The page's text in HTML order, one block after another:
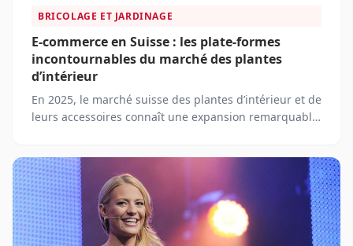
BRICOLAGE ET JARDINAGE
E-commerce en Suisse : les plate-formes
incontournables du marché des plantes
d’intérieur
En 2025, le marché suisse des plantes d’intérieur et de
leurs accessoires connaît une expansion remarquable.
améliorer leur bien-être, purifier l’air ou embellir leur
espace de vie. Pour répondre à cette demande
grandissante, de nombreuses plateformes de e-
commerce spécialisées ont émergé, proposant une
large gamme de plantes et d’accessoires.